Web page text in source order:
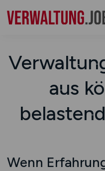
aus
Wenn